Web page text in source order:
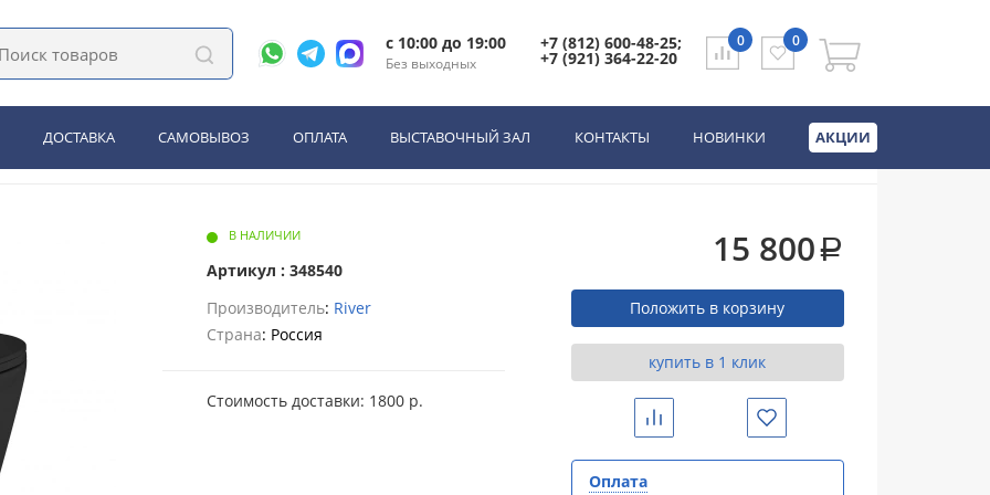
c 10:00 до 19:00
Без выходных
+7 (812) 600-48-25;
+7 (921) 364-22-20
0 0
ДОСТАВКА САМОВЫВОЗ ОПЛАТА ВЫСТАВОЧНЫЙ ЗАЛ КОНТАКТЫ НОВИНКИ АКЦИИ
River GUDZON 520 MB Черный матовый (10000014211)
GUDZON 520 MB Черный матовый
В НАЛИЧИИ
Артикул : 348540
Производитель: River
Страна: Россия
Стоимость доставки: 1800 р.
15 800a
Положить в корзину
купить в 1 клик
Сравнить Избранное
Оплата